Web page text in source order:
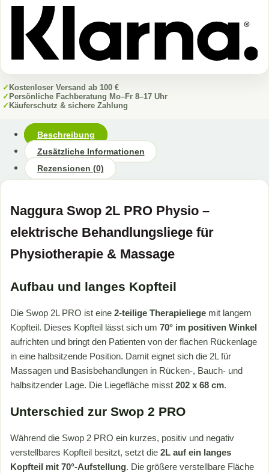
✓ Kostenloser Versand ab 100 €
✓ Persönliche Fachberatung Mo–Fr 8–17 Uhr
✓ Käuferschutz & sichere Zahlung
Beschreibung
Zusätzliche Informationen
Rezensionen (0)
Naggura Swop 2L PRO Physio –
elektrische Behandlungsliege für
Physiotherapie & Massage
Aufbau und langes Kopfteil
Die Swop 2L PRO ist eine 2-teilige Therapieliege mit langem
Kopfteil. Dieses Kopfteil lässt sich um 70° im positiven Winkel
aufrichten und bringt den Patienten von der flachen Rückenlage
in eine halbsitzende Position. Damit eignet sich die 2L für
Massagen und Basisbehandlungen in Rücken-, Bauch- und
halbsitzender Lage. Die Liegefläche misst 202 x 68 cm.
Unterschied zur Swop 2 PRO
Während die Swop 2 PRO ein kurzes, positiv und negativ
verstellbares Kopfteil besitzt, setzt die 2L auf ein langes
Kopfteil mit 70°-Aufstellung. Die größere verstellbare Fläche